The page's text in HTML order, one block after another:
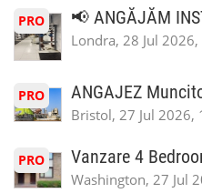
PRO 📢 ANGĂJĂM
Londra, 28 Jul
PRO ANGAJEZ
Bristol, 27 Jul 2026,
PRO Vanzare 4
Washington, 27 Jul